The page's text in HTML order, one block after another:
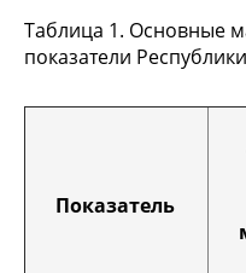
Таблица 1. Основные
показатели
Показатель